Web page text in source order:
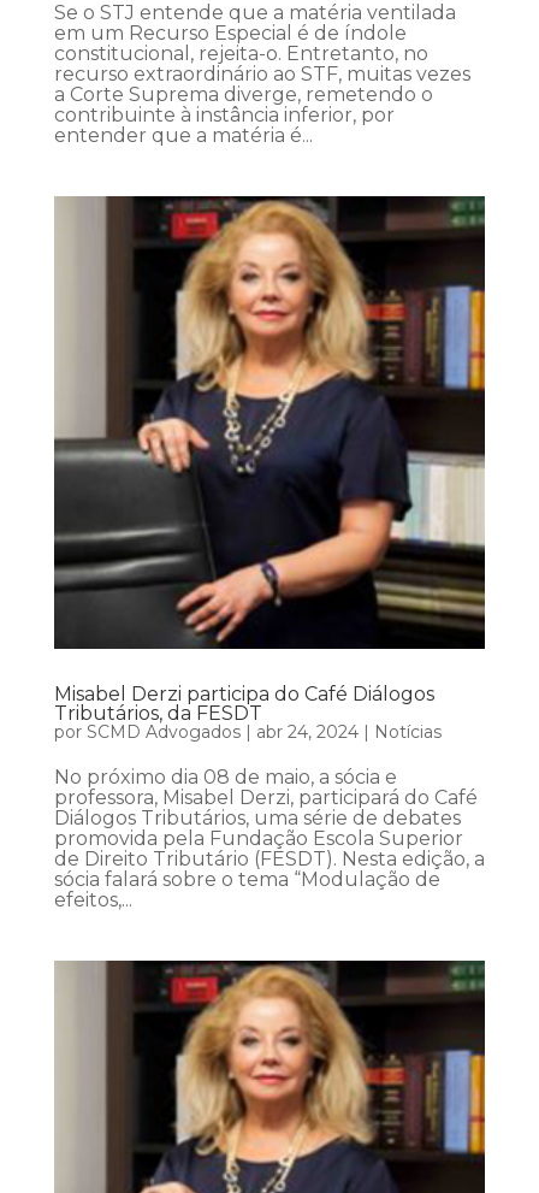
Se o STJ entende que a matéria ventilada
em um Recurso Especial é de índole
constitucional, rejeita-o. Entretanto, no
recurso extraordinário ao STF, muitas vezes
a Corte Suprema diverge, remetendo o
contribuinte à instância inferior, por
entender que a matéria é...
Misabel Derzi participa do Café Diálogos
Tributários, da FESDT
por SCMD Advogados| abr 24, 2024| Notícias
No próximo dia 08 de maio, a sócia e
professora, Misabel Derzi, participará do Café
Diálogos Tributários, uma série de debates
promovida pela Fundação Escola Superior
de Direito Tributário (FESDT). Nesta edição, a
sócia falará sobre o tema “Modulação de
efeitos,...